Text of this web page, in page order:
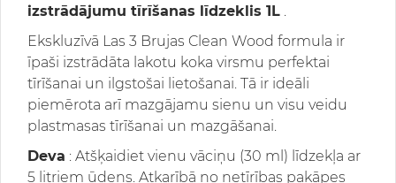
izstrādājumu tīrīšanas līdzeklis 1L .
Ekskluzīvā Las 3 Brujas Clean Wood formula ir
īpaši izstrādāta lakotu koka virsmu perfektai
tīrīšanai un ilgstošai lietošanai. Tā ir ideāli
piemērota arī mazgājamu sienu un visu veidu
plastmasas tīrīšanai un mazgāšanai.
Deva : Atšķaidiet vienu vāciņu (30 ml) līdzekļa ar
5 litriem ūdens. Atkarībā no netīrības pakāpes